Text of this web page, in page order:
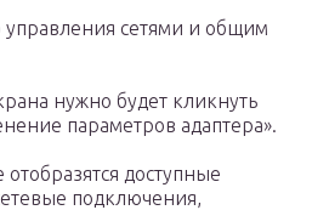
управления сетями и общим
нужно будет кликнуть
параметров адаптера».
доступные
подключения,